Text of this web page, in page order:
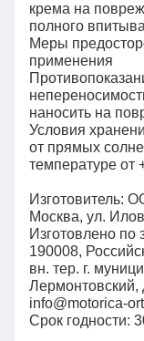
крема на
полного
Меры
применения
наносить на
Условия
от прямых
температуре от
Изготовитель:
Москва, ул.
Изготовлено
190008,
вн. тер. г.
info@motorica-
Срок годности: